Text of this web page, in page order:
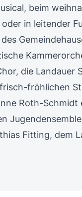
beim
oder in leitender
des
die Landauer
fröhlichen
Roth-
Fitting, dem